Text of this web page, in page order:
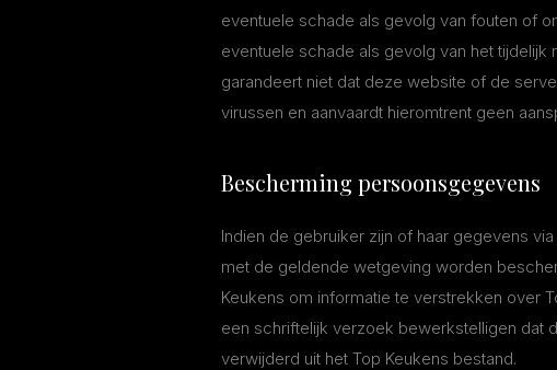
eventuele schade als gevolg van fouten of
eventuele schade als gevolg van het
garandeert niet dat deze website of de
virussen en aanvaardt hieromtrent geen
Bescherming persoonsgegevens
Indien de gebruiker zijn of haar gegevens
met de geldende wetgeving worden
Keukens om informatie te verstrekken over
een schriftelijk verzoek bewerkstelligen dat
verwijderd uit het Top Keukens bestand.